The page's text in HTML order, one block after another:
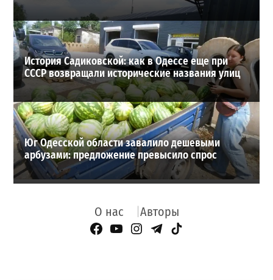
История Садиковской: как в Одессе еще при
СССР возвращали исторические названия улиц
Юг Одесской области завалило дешевыми
арбузами: предложение превысило спрос
О нас Авторы
Facebook Page
YouTube
Instagram
Telegram
TikTok